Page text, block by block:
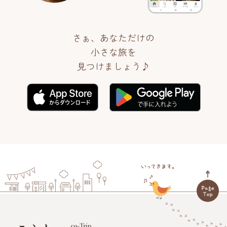
さぁ、あなただけの
小さな旅を
見つけましょう♪